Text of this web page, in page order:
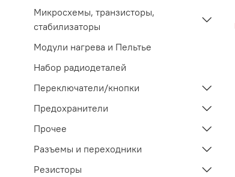
Микросхемы, транзисторы,
стабилизаторы
Модули нагрева и Пельтье
Набор радиодеталей
Переключатели/кнопки
Предохранители
Прочее
Разъемы и переходники
Резисторы